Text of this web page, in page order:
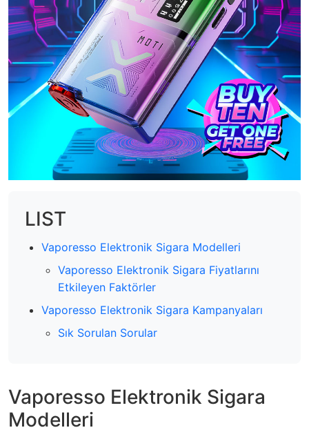
LIST
Vaporesso Elektronik Sigara Modelleri
Vaporesso Elektronik Sigara Fiyatlarını
Etkileyen Faktörler
Vaporesso Elektronik Sigara Kampanyaları
Sık Sorulan Sorular
Vaporesso Elektronik Sigara
Modelleri